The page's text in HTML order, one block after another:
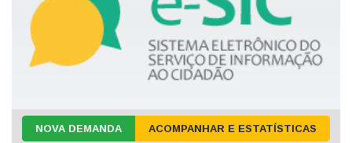
NOVA DEMANDA ACOMPANHAR E ESTATÍSTICAS